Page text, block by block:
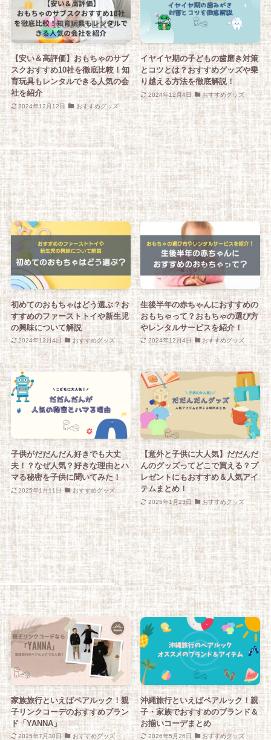
【安い＆高評価】おもちゃのサブ
スクおすすめ10社を徹底比較！知
育玩具もレンタルできる人気の会
社を紹介
2024年12月12日 おすすめグッズ
イヤイヤ期の子どもの歯磨き対策
とコツとは？おすすめグッズや乗
り越える方法を徹底解説！
2024年12月4日 おすすめグッズ
初めてのおもちゃはどう選ぶ？お
すすめのファーストトイや新生児
の興味について解説
2024年12月4日 おすすめグッズ
生後半年の赤ちゃんにおすすめの
おもちゃって？おもちゃの選び方
やレンタルサービスを紹介！
2024年12月4日 おすすめグッズ
子供がだだんだん好きでも大丈
夫！？なぜ人気？好きな理由とハ
マる秘密を子供に聞いてみた！
2025年1月11日 おすすめグッズ
【意外と子供に大人気】だだんだ
んのグッズってどこで買える？プ
レゼントにもおすすめ＆人気アイ
テムまとめ！
2025年1月23日 おすすめグッズ
家族旅行といえばペアルック！親
子リンクコーデのおすすめブラン
ド「YANNA」
2025年7月30日 おすすめグッズ
沖縄旅行といえばペアルック！親
子・家族でおすすめのブランド＆
お揃いコーデまとめ
2026年5月26日 おすすめグッズ